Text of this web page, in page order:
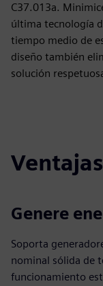
C37.013a.
última tecnología
tiempo medio de
diseño también
solución
Genere
Soporta
nominal sólida de
funcionamiento